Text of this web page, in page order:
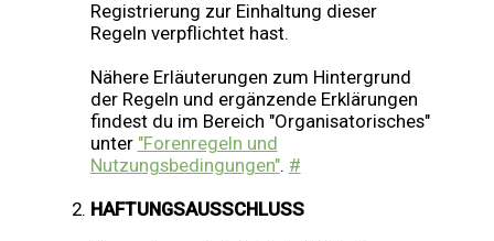
Registrierung zur Einhaltung dieser
Regeln verpflichtet hast.
Nähere Erläuterungen zum Hintergrund
der Regeln und ergänzende Erklärungen
findest du im Bereich "Organisatorisches"
unter "Forenregeln und
Nutzungsbedingungen". #
HAFTUNGSAUSSCHLUSS